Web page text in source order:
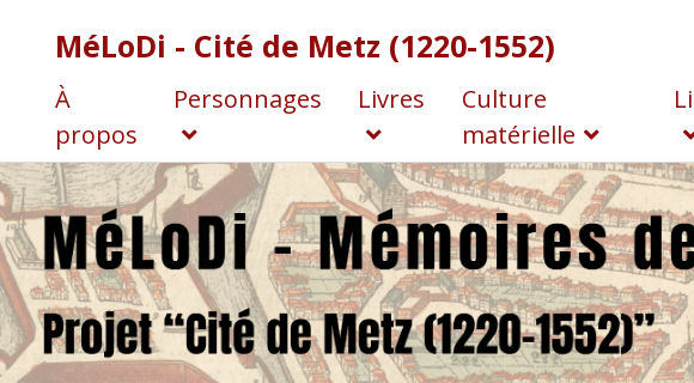
MéLoDi - Cité de Metz (1220-1552)
À
propos
Personnages Livres
Culture
matérielle